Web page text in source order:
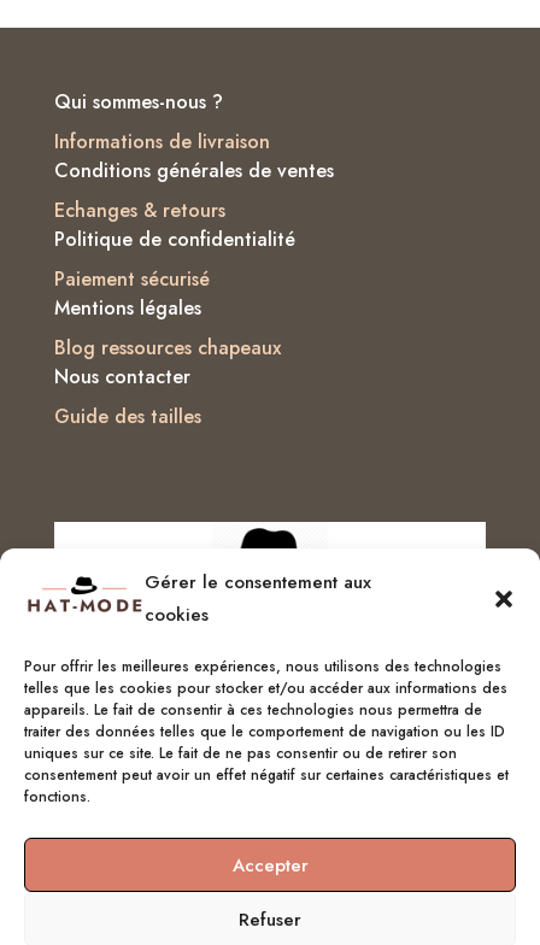
Gérer le consentement aux
cookies
Pour offrir les meilleures expériences, nous utilisons des technologies
telles que les cookies pour stocker et/ou accéder aux informations des
appareils. Le fait de consentir à ces technologies nous permettra de
traiter des données telles que le comportement de navigation ou les ID
uniques sur ce site. Le fait de ne pas consentir ou de retirer son
consentement peut avoir un effet négatif sur certaines caractéristiques et
fonctions.
Accepter
Refuser
Qui sommes-nous ?
Conditions générales de ventes
Politique de confidentialité
Mentions légales
Nous contacter
Informations de livraison
Echanges & retours
Paiement sécurisé
Blog ressources chapeaux
Guide des tailles
Service client :
06 51 04 04 85
chapellerie@hat-mode.com